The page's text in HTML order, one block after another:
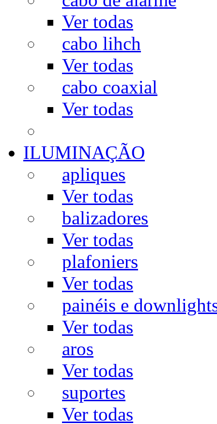
Ver todas
cabo lihch
Ver todas
cabo coaxial
Ver todas
ILUMINAÇÃO
apliques
Ver todas
balizadores
Ver todas
plafoniers
Ver todas
painéis e
Ver todas
aros
Ver todas
suportes
Ver todas